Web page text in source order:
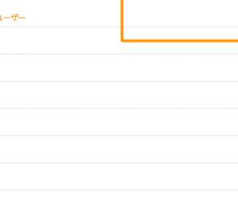
ませんので、あらかじめご了承ください。
します。
ト「